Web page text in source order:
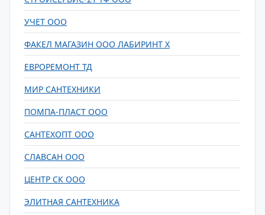
УЧЕТ ООО
ФАКЕЛ МАГАЗИН ООО ЛАБИРИНТ Х
ЕВРОРЕМОНТ ТД
МИР САНТЕХНИКИ
ПОМПА-ПЛАСТ ООО
САНТЕХОПТ ООО
СЛАВСАН ООО
ЦЕНТР СК ООО
ЭЛИТНАЯ САНТЕХНИКА